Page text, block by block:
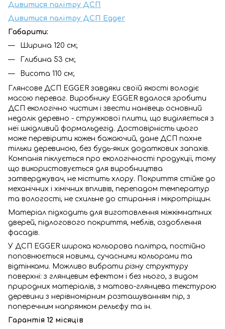
Дивитися палітру ДСП
Дивитися палітру ДСП Egger
Габарити:
Ширина 120 см;
Глибина 53 см;
Висота 110 см;
Глянсове ДСП EGGER завдяки своїй якості володіє
масою переваг. Виробнику EGGER вдалося зробити
ДСП екологічно чистим і звести нанівець основний
недолік деревно - стружкової плити, що виділяється з
неї шкідливий формальдегід. Достовірність цього
може перевірити кожен бажаючий, дане ДСП пахне
тільки деревиною, без будь-яких додаткових запахів.
Компанія піклується про екологічності продукції, тому
що використовується для виробництва
затверджувач, не містить хлору. Покриття стійке до
механічних і хімічних впливів, перепадом температур
та вологості, не схильне до стирання і мікротріщин.
Матеріал підходить для виготовлення міжкімнатних
дверей, підлогового покриття, меблів, оздоблення
фасадів.
У ДСП EGGER широка кольорова палітра, постійно
поповнюється новими, сучасними кольорами та
відтінками. Можливо вибрати різну структуру
поверхні: з глянцевим ефектом і без нього, з видом
природних матеріалів, з матово-глянцева текстурою
деревини з нерівномірним розташуванням пір, з
поперечним напрямком рельєфу та ін.
Гарантія 12 місяців